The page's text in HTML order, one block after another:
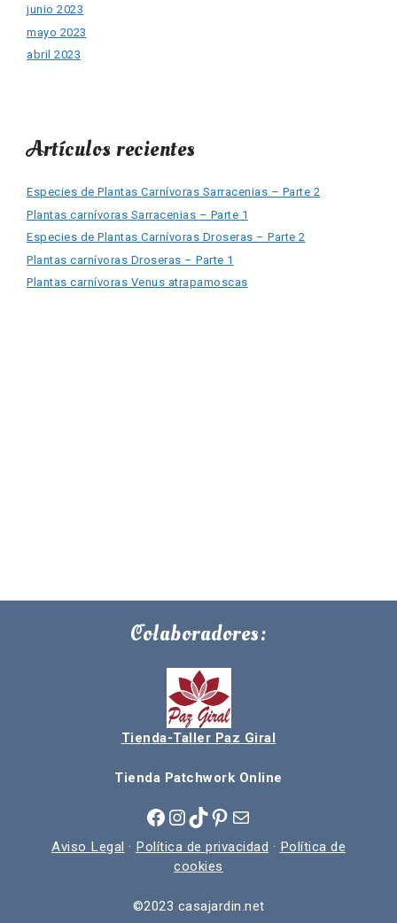
junio 2023
mayo 2023
abril 2023
Artículos recientes
Especies de Plantas Carnívoras Sarracenias – Parte 2
Plantas carnívoras Sarracenias – Parte 1
Especies de Plantas Carnívoras Droseras – Parte 2
Plantas carnívoras Droseras – Parte 1
Plantas carnívoras Venus atrapamoscas
Colaboradores:
Tienda-Taller Paz Giral
Tienda Patchwork Online
Facebook
Instagram
TikTok
Pinterest
Correo electrónico
Aviso Legal · Política de privacidad · Política de
cookies
©2023 casajardin.net